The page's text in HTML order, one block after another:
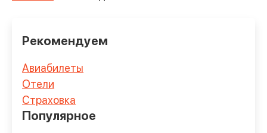
Рекомендуем
Авиабилеты
Отели
Страховка
Популярное